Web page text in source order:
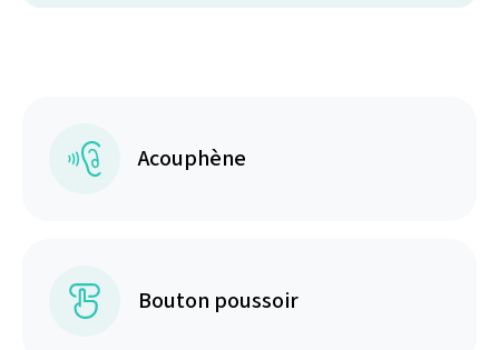
Acouphène
Bouton poussoir